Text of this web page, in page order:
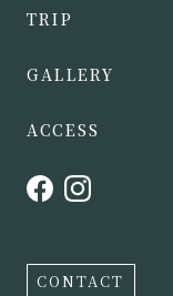
TRIP
GALLERY
ACCESS
CONTACT